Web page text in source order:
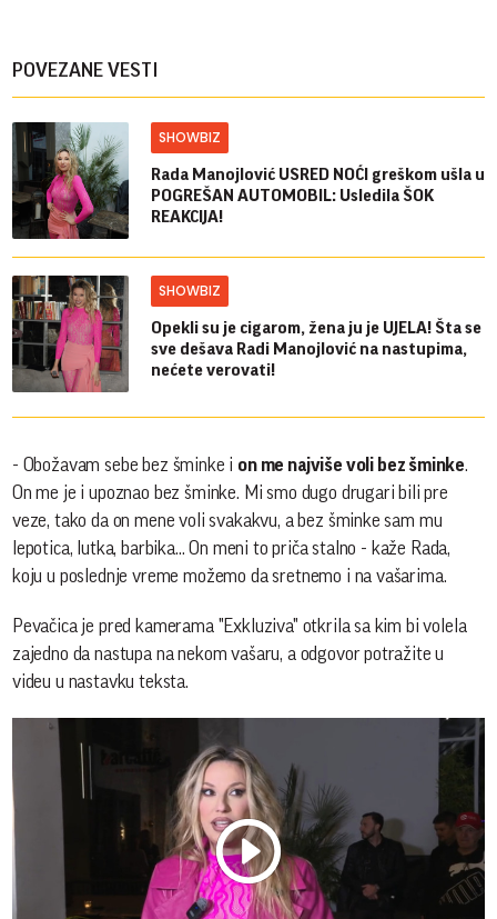
POVEZANE VESTI
SHOWBIZ
Rada Manojlović USRED NOĆI greškom ušla u
POGREŠAN AUTOMOBIL: Usledila ŠOK
REAKCIJA!
SHOWBIZ
Opekli su je cigarom, žena ju je UJELA! Šta se
sve dešava Radi Manojlović na nastupima,
nećete verovati!
- Obožavam sebe bez šminke i on me najviše voli bez šminke.
On me je i upoznao bez šminke. Mi smo dugo drugari bili pre
veze, tako da on mene voli svakakvu, a bez šminke sam mu
lepotica, lutka, barbika... On meni to priča stalno - kaže Rada,
koju u poslednje vreme možemo da sretnemo i na vašarima.
Pevačica je pred kamerama "Exkluziva" otkrila sa kim bi volela
zajedno da nastupa na nekom vašaru, a odgovor potražite u
videu u nastavku teksta.